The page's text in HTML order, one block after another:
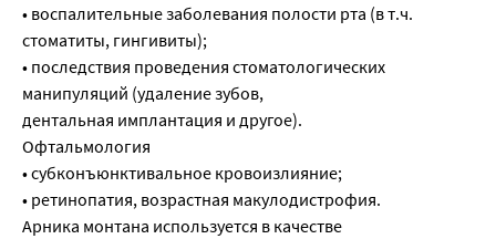
• воспалительные заболевания полости рта (в т.ч.
стоматиты, гингивиты);
• последствия проведения стоматологических
манипуляций (удаление зубов,
дентальная имплантация и другое).
Офтальмология
• субконъюнктивальное кровоизлияние;
• ретинопатия, возрастная макулодистрофия.
Арника монтана используется в качестве